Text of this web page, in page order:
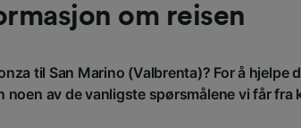
om reisen
til San Marino (Valbrenta)? For å hjelpe
noen av de vanligste spørsmålene vi får fra